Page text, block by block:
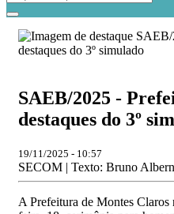
SAEB/2025 -
destaques do 3º
19/11/2025 - 10:57
SECOM | Texto: Bruno
A Prefeitura de Montes Claros